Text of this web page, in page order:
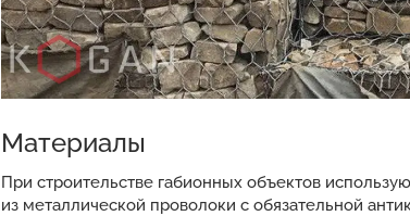
Материалы
При строительстве габионных объектов
из металлической проволоки с обязательной